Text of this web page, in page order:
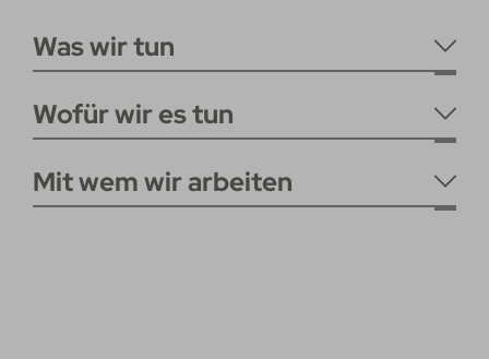
Was wir tun
Wofür wir es tun
Mit wem wir arbeiten